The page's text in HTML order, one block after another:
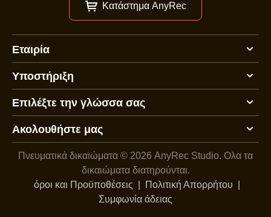
Κατάστημα AnyRec
Εταιρία
Υποστήριξη
Επιλέξτε την γλώσσα σας
Ακολουθήστε μας
Πνευματικά δικαιώματα © 2026 AnyRec Studio. Ολα τα
δικαιώματα διατηρούνται.
όροι και Προϋποθέσεις
Πολιτική Απορρήτου
Συμφωνία άδειας